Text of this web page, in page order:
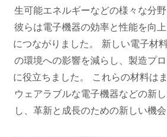
生可能エネルギーなどの様々な分野
彼らは電子機器の効率と性能を向
につながりました。 新しい電子材
の環境への影響を減らし、製造プ
に役立ちました。 これらの材料は
ウェアラブルな電子機器などの新
し、革新と成長のための新しい機